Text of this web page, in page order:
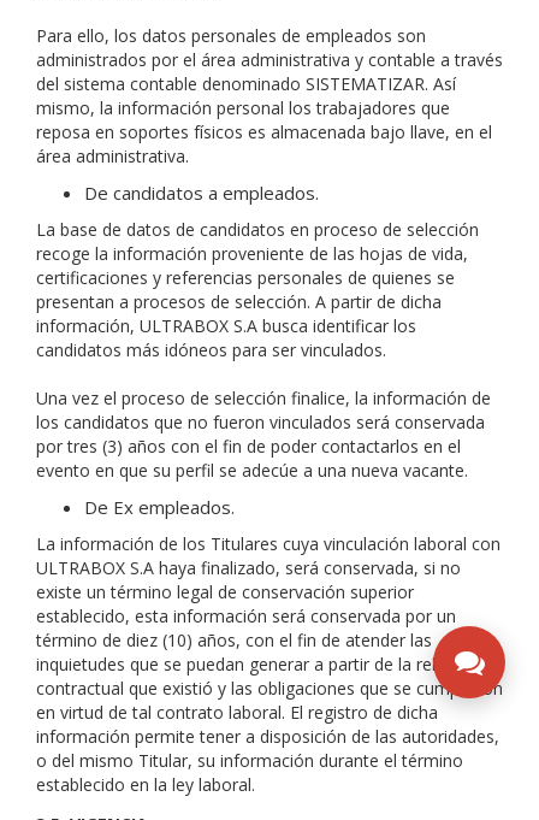
Para ello, los datos personales de empleados son
administrados por el área administrativa y contable a través
del sistema contable denominado SISTEMATIZAR. Así
mismo, la información personal los trabajadores que
reposa en soportes físicos es almacenada bajo llave, en el
área administrativa.
De candidatos a empleados.
La base de datos de candidatos en proceso de selección
recoge la información proveniente de las hojas de vida,
certificaciones y referencias personales de quienes se
presentan a procesos de selección. A partir de dicha
información, ULTRABOX S.A busca identificar los
candidatos más idóneos para ser vinculados.
Una vez el proceso de selección finalice, la información de
los candidatos que no fueron vinculados será conservada
por tres (3) años con el fin de poder contactarlos en el
evento en que su perfil se adecúe a una nueva vacante.
De Ex empleados.
La información de los Titulares cuya vinculación laboral con
ULTRABOX S.A haya finalizado, será conservada, si no
existe un término legal de conservación superior
establecido, esta información será conservada por un
término de diez (10) años, con el fin de atender las
inquietudes que se puedan generar a partir de la relación
contractual que existió y las obligaciones que se cumplieron
en virtud de tal contrato laboral. El registro de dicha
información permite tener a disposición de las autoridades,
o del mismo Titular, su información durante el término
establecido en la ley laboral.